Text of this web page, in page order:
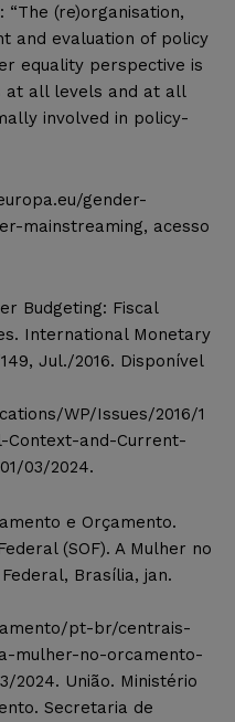
(re)organisation,
and evaluation of policy
equality perspective is
at all levels and at all
involved in policy-
gender-
mainstreaming, acesso
Budgeting: Fiscal
International Monetary
Jul./2016. Disponível
WP/Issues/2016/1
Context-and-Current-
03/2024.
e Orçamento.
(SOF). A Mulher no
Brasília, jan.
pt-br/centrais-
mulher-no-orcamento-
2024. União. Ministério
Secretaria de